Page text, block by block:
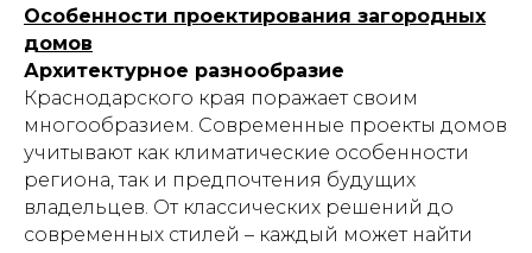
Особенности проектирования загородных
домов
Архитектурное разнообразие
Краснодарского края поражает своим
многообразием. Современные проекты домов
учитывают как климатические особенности
региона, так и предпочтения будущих
владельцев. От классических решений до
современных стилей – каждый может найти